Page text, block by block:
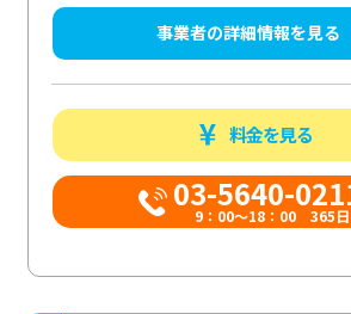
事業者の詳細情報を見る
料金を見る
03-5640-
9：00～18：00 365日